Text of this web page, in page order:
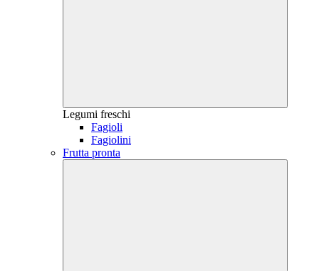
Legumi freschi
Fagioli
Fagiolini
Frutta pronta